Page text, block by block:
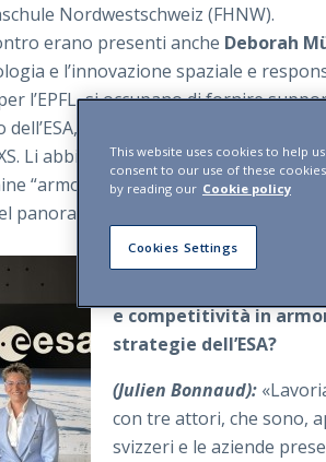
Nordwestschweiz (FHNW).
erano presenti anche Deborah
e l’innovazione spaziale e
per l’EPFL, si occupano di fornire
dell’ESA, nonché di creare reti e
Li abbiamo intervistati, per
“armonizzazione” in campo spaziale
delle attività dello Space
Come possiamo
e competitività in
strategie dell’ESA?
(Julien Bonnaud):
con tre attori, che sono,
svizzeri e le aziende
This website uses cookies to help
consent to our use of these
by reading our Cookie policy
Cookies Settings